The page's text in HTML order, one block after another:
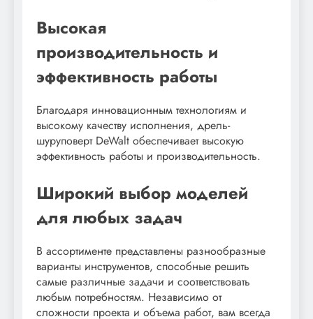
Высокая
производительность и
эффективность работы
Благодаря инновационным технологиям и
высокому качеству исполнения, дрель-
шуруповерт DeWalt обеспечивает высокую
эффективность работы и производительность.
Широкий выбор моделей
для любых задач
В ассортименте представлены разнообразные
варианты инструментов, способные решить
самые различные задачи и соответствовать
любым потребностям. Независимо от
сложности проекта и объема работ, вам всегда